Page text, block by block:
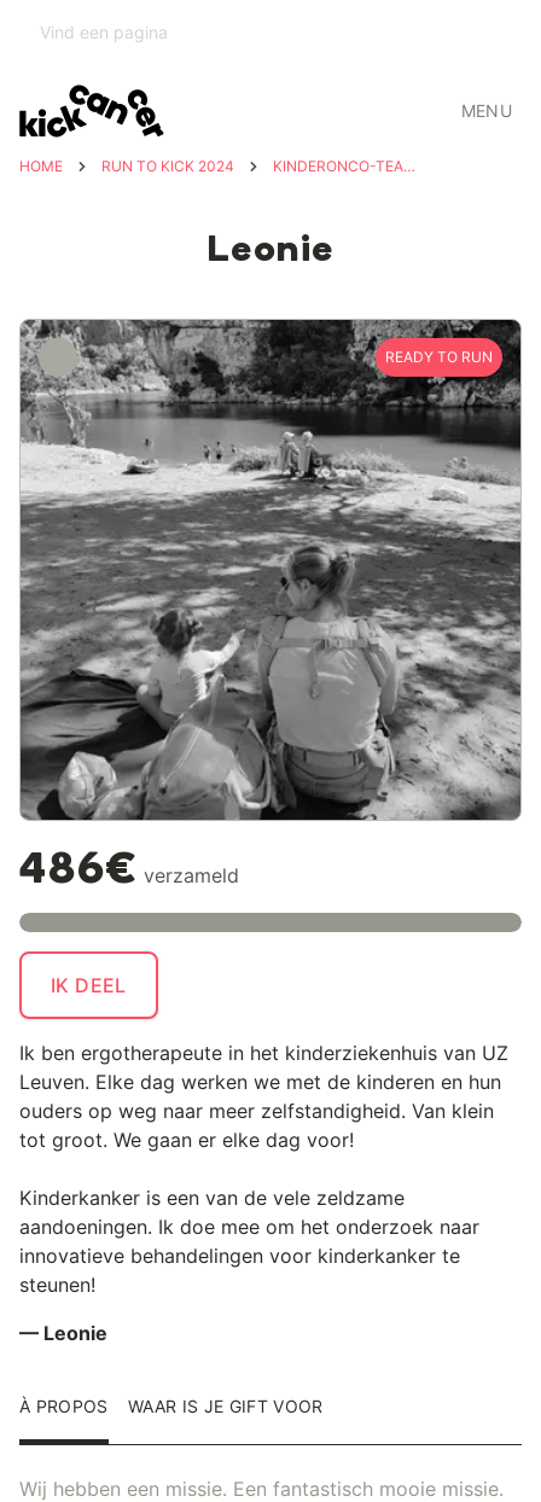
MENU
HOME RUN TO KICK 2024 KINDERONCO-TEAM UZ LEUVEN
Leonie
READY TO RUN
486€ verzameld
IK DEEL
Ik ben ergotherapeute in het kinderziekenhuis van UZ
Leuven. Elke dag werken we met de kinderen en hun
ouders op weg naar meer zelfstandigheid. Van klein
tot groot. We gaan er elke dag voor!
Kinderkanker is een van de vele zeldzame
aandoeningen. Ik doe mee om het onderzoek naar
innovatieve behandelingen voor kinderkanker te
steunen!
— Leonie
À PROPOS WAAR IS JE GIFT VOOR
Wij hebben een missie. Een fantastisch mooie missie.